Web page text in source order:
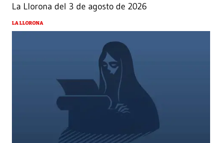
La Llorona del 3 de agosto de 2026
LA LLORONA